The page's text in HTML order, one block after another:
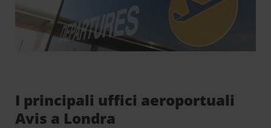
I principali uffici aeroportuali
Avis a Londra